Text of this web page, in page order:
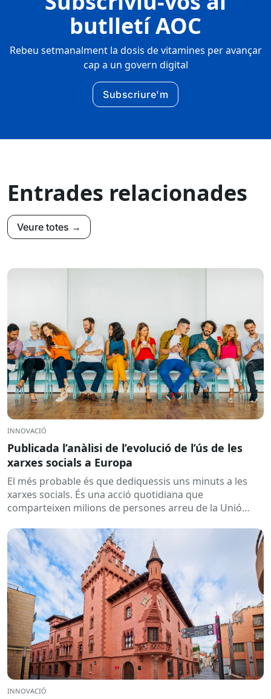
butlletí AOC
Rebeu setmanalment la dosis de vitamines per avançar
cap a un govern digital
Subscriure'm
Entrades relacionades
Veure totes →
INNOVACIÓ
Publicada l’anàlisi de l’evolució de l’ús de les
xarxes socials a Europa
El més probable és que dediquessis uns minuts a les
xarxes socials. És una acció quotidiana que
comparteixen milions de persones arreu de la Unió
INNOVACIÓ